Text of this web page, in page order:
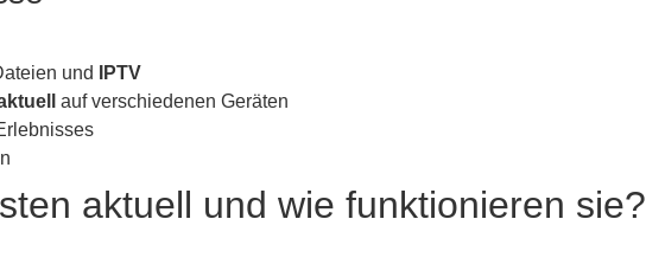
und
IPTV
auf verschiedenen Geräten
aktuell und wie funktionieren sie?